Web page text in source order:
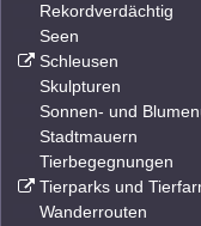
Rekordverdächtig
Seen
Schleusen
Skulpturen
Sonnen- und
Stadtmauern
Tierbegegnungen
Tierparks und
Wanderrouten